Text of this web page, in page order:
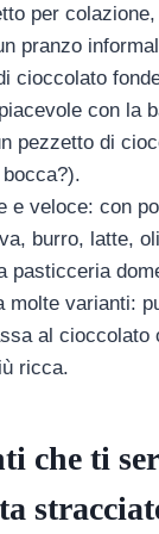
per
pranzo
cioccolato
con la
pezzetto di
e veloce: con
burro, latte,
pasticceria
molte varianti:
al cioccolato
ricca.
che ti